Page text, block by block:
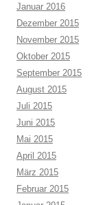
Januar 2016
Dezember 2015
November 2015
Oktober 2015
September 2015
August 2015
Juli 2015
Juni 2015
Mai 2015
April 2015
März 2015
Februar 2015